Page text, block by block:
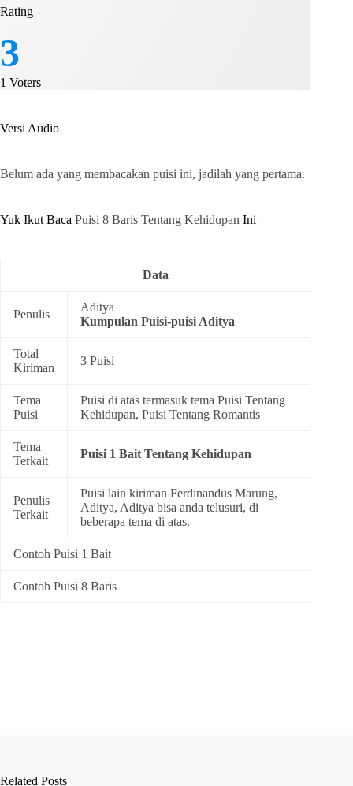
Rating
3
1 Voters
Versi Audio
Belum ada yang membacakan puisi ini, jadilah yang pertama.
Yuk Ikut Baca Puisi 8 Baris Tentang Kehidupan Ini
Data
Penulis
Aditya
Kumpulan Puisi-puisi Aditya
Total
Kiriman
3 Puisi
Tema
Puisi
Puisi di atas termasuk tema Puisi Tentang
Kehidupan, Puisi Tentang Romantis
Tema
Terkait
Puisi 1 Bait Tentang Kehidupan
Penulis
Terkait
Puisi lain kiriman Ferdinandus Marung,
Aditya, Aditya bisa anda telusuri, di
beberapa tema di atas.
Contoh Puisi 1 Bait
Contoh Puisi 8 Baris
Related Posts